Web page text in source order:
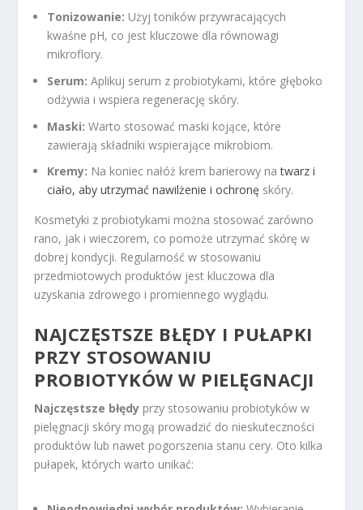
Tonizowanie: Użyj toników przywracających
kwaśne pH, co jest kluczowe dla równowagi
mikroflory.
Serum: Aplikuj serum z probiotykami, które głęboko
odżywia i wspiera regenerację skóry.
Maski: Warto stosować maski kojące, które
zawierają składniki wspierające mikrobiom.
Kremy: Na koniec nałóż krem barierowy natwarz i
ciało, aby utrzymać nawilżenie i ochronę skóry.
Kosmetyki z probiotykami można stosować zarówno
rano, jak i wieczorem, co pomoże utrzymać skórę w
dobrej kondycji. Regularność w stosowaniu
przedmiotowych produktów jest kluczowa dla
uzyskania zdrowego i promiennego wyglądu.
NAJCZĘSTSZE BŁĘDY I PUŁAPKI
PRZY STOSOWANIU
PROBIOTYKÓW W PIELĘGNACJI
Najczęstsze błędy przy stosowaniu probiotyków w
pielęgnacji skóry mogą prowadzić do nieskuteczności
produktów lub nawet pogorszenia stanu cery. Oto kilka
pułapek, których warto unikać: